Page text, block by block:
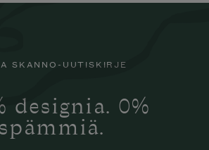
SKANNO-UUTISKIRJE
designia. 0%
spämmiä.